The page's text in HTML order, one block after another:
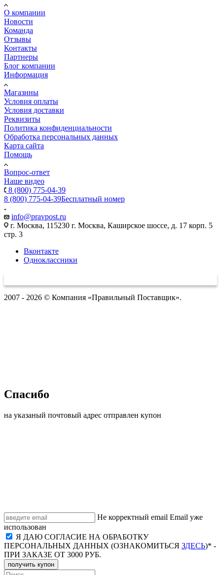
О компании
Новости
Команда
Отзывы
Контакты
Партнеры
Блог компании
Информация
Магазины
Условия оплаты
Условия доставки
Реквизиты
Политика конфиденциальности
Обработка персональных данных
Карта сайта
Помощь
Вопрос-ответ
Наше видео
8 (800) 775-04-39
8 (800) 775-04-39Бесплатный номер
info@pravpost.ru
г. Москва, 115230 г. Москва, Каширское шоссе, д. 17 корп. 5
стр. 3
Вконтакте
Одноклассники
2007 - 2026 © Компания «Правильный Поставщик».
Спасибо
на указаный почтовый адрес отправлен купон
Не корректный email Email уже
использован
Я ДАЮ СОГЛАСИЕ НА ОБРАБОТКУ
ПЕРСОНАЛЬНЫХ ДАННЫХ (ОЗНАКОМИТЬСЯ ЗДЕСЬ)* -
ПРИ ЗАКАЗЕ ОТ 3000 РУБ.
получить купон